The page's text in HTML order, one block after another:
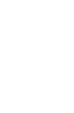
El hecho de
generado que
aledañas. Y
hora punta
El trabajo de
para cambiar